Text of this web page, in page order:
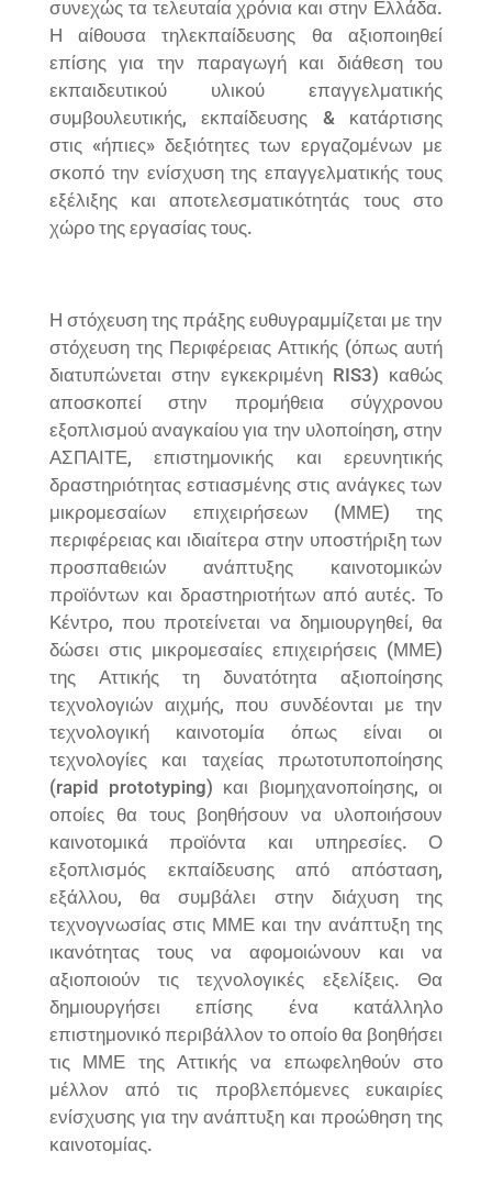
συνεχώς τα τελευταία χρόνια και στην Ελλάδα.
Η αίθουσα τηλεκπαίδευσης θα αξιοποιηθεί
επίσης για την παραγωγή και διάθεση του
εκπαιδευτικού υλικού επαγγελματικής
συμβουλευτικής, εκπαίδευσης & κατάρτισης
στις «ήπιες» δεξιότητες των εργαζομένων με
σκοπό την ενίσχυση της επαγγελματικής τους
εξέλιξης και αποτελεσματικότητάς τους στο
χώρο της εργασίας τους.
Η στόχευση της πράξης ευθυγραμμίζεται με την
στόχευση της Περιφέρειας Αττικής (όπως αυτή
διατυπώνεται στην εγκεκριμένη RIS3) καθώς
αποσκοπεί στην προμήθεια σύγχρονου
εξοπλισμού αναγκαίου για την υλοποίηση, στην
ΑΣΠΑΙΤΕ, επιστημονικής και ερευνητικής
δραστηριότητας εστιασμένης στις ανάγκες των
μικρομεσαίων επιχειρήσεων (ΜΜΕ) της
περιφέρειας και ιδιαίτερα στην υποστήριξη των
προσπαθειών ανάπτυξης καινοτομικών
προϊόντων και δραστηριοτήτων από αυτές. Το
Κέντρο, που προτείνεται να δημιουργηθεί, θα
δώσει στις μικρομεσαίες επιχειρήσεις (ΜΜΕ)
της Αττικής τη δυνατότητα αξιοποίησης
τεχνολογιών αιχμής, που συνδέονται με την
τεχνολογική καινοτομία όπως είναι οι
τεχνολογίες και ταχείας πρωτοτυποποίησης
(rapid prototyping) και βιομηχανοποίησης, οι
οποίες θα τους βοηθήσουν να υλοποιήσουν
καινοτομικά προϊόντα και υπηρεσίες. Ο
εξοπλισμός εκπαίδευσης από απόσταση,
εξάλλου, θα συμβάλει στην διάχυση της
τεχνογνωσίας στις ΜΜΕ και την ανάπτυξη της
ικανότητας τους να αφομοιώνουν και να
αξιοποιούν τις τεχνολογικές εξελίξεις. Θα
δημιουργήσει επίσης ένα κατάλληλο
επιστημονικό περιβάλλον το οποίο θα βοηθήσει
τις ΜΜΕ της Αττικής να επωφεληθούν στο
μέλλον από τις προβλεπόμενες ευκαιρίες
ενίσχυσης για την ανάπτυξη και προώθηση της
καινοτομίας.